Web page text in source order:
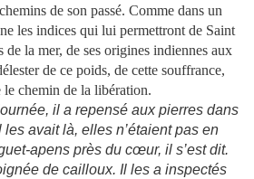
de son passé. Comme dans un
les indices qui lui permettront de Saint
la mer, de ses origines indiennes aux
de ce poids, de cette souffrance,
chemin de la libération.
il a repensé aux pierres dans
les avait là, elles n’étaient pas en
apens près du cœur, il s’est dit.
de cailloux. Il les a inspectés